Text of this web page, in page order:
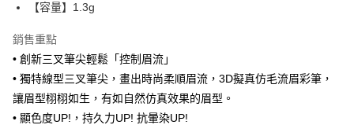
每筆NT$85，滿NT$499(含以上)免運費
付款後全家取貨
7-11取貨付款
【容量】1.3g
銷售重點
• 創新三叉筆尖輕鬆「控制眉流」
• 獨特線型三叉筆尖，畫出時尚柔順眉流，3D擬真仿毛流眉彩筆，
讓眉型栩栩如生，有如自然仿真效果的眉型。
• 顯色度UP!，持久力UP! 抗暈染UP!